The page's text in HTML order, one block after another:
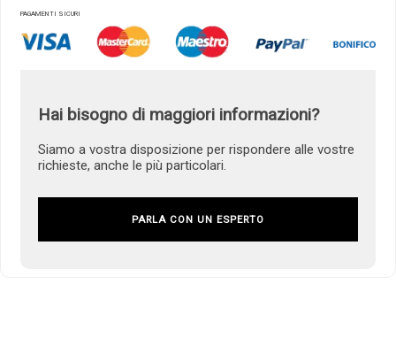
PAGAMENTI SICURI
Hai bisogno di maggiori informazioni?
Siamo a vostra disposizione per rispondere alle vostre
richieste, anche le più particolari.
PARLA CON UN ESPERTO